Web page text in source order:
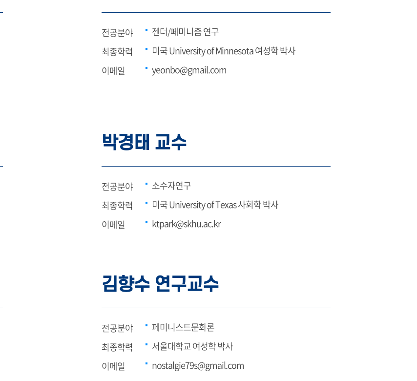
전공분야
젠더/페미니즘 연구
최종학력
미국 University of Minnesota 여성학 박사
이메일
yeonbo@gmail.com
박경태 교수
전공분야
소수자연구
최종학력
미국 University of Texas 사회학 박사
이메일
ktpark@skhu.ac.kr
김향수 연구교수
전공분야
페미니스트문화론
최종학력
서울대학교 여성학 박사
이메일
nostalgie79s@gmail.com